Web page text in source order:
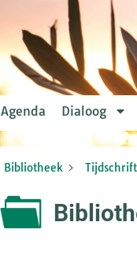
Agenda Dialoog
Bibliotheek